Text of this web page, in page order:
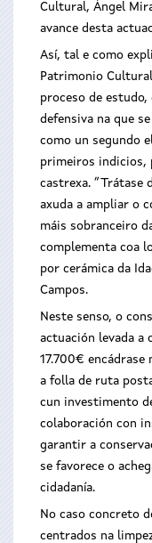
Cultural, Ángel
avance desta
Así, tal e como
Patrimonio
proceso de
defensiva na que
como un segundo
primeiros indicios,
castrexa. “Trátase
axuda a ampliar o
máis sobranceiro
complementa coa
por cerámica da
Campos.
Neste senso, o
actuación levada a
17.700€ encádrase
a folla de ruta
cun investimento
colaboración con
garantir a
se favorece o
cidadanía.
No caso concreto
centrados na